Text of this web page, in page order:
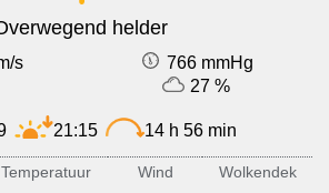
helder
s
766 mmHg
27 %
21:15 14 h 56 min
Temperatuur Wind Wolkendek